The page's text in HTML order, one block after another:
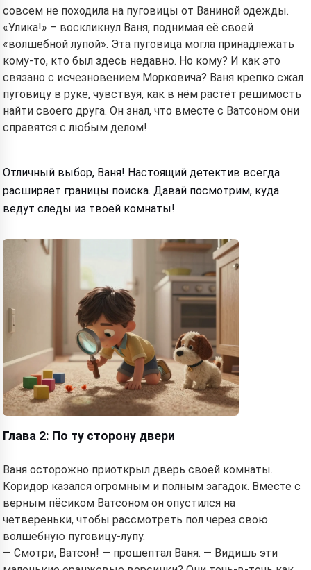
совсем не походила на пуговицы от Ваниной одежды.
«Улика!» – воскликнул Ваня, поднимая её своей
«волшебной лупой». Эта пуговица могла принадлежать
кому-то, кто был здесь недавно. Но кому? И как это
связано с исчезновением Морковича? Ваня крепко сжал
пуговицу в руке, чувствуя, как в нём растёт решимость
найти своего друга. Он знал, что вместе с Ватсоном они
справятся с любым делом!
Отличный выбор, Ваня! Настоящий детектив всегда
расширяет границы поиска. Давай посмотрим, куда
ведут следы из твоей комнаты!
Глава 2: По ту сторону двери
Ваня осторожно приоткрыл дверь своей комнаты.
Коридор казался огромным и полным загадок. Вместе с
верным пёсиком Ватсоном он опустился на
четвереньки, чтобы рассмотреть пол через свою
волшебную пуговицу-лупу.
— Смотри, Ватсон! — прошептал Ваня. — Видишь эти